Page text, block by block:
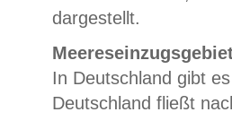
dargestellt.
In Deutschland gibt
Deutschland fließt